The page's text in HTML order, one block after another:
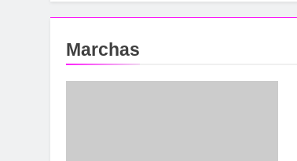
Marchas